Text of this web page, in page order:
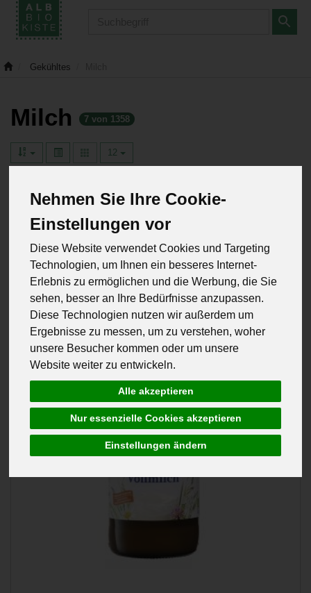
Nehmen Sie Ihre Cookie-
Einstellungen vor
Diese Website verwendet Cookies und Targeting
Technologien, um Ihnen ein besseres Internet-
Erlebnis zu ermöglichen und die Werbung, die Sie
sehen, besser an Ihre Bedürfnisse anzupassen.
Diese Technologien nutzen wir außerdem um
Ergebnisse zu messen, um zu verstehen, woher
unsere Besucher kommen oder um unsere
Website weiter zu entwickeln.
Alle akzeptieren
Nur essenzielle Cookies akzeptieren
Einstellungen ändern
Gekühltes
Milch 7 von 1358
12
Hersteller Ernährung